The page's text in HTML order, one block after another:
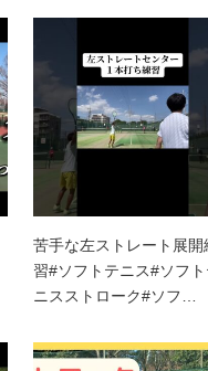
苦手な左ストレート展開
習#ソフトテニス#ソフト
ニスストローク#ソフ…